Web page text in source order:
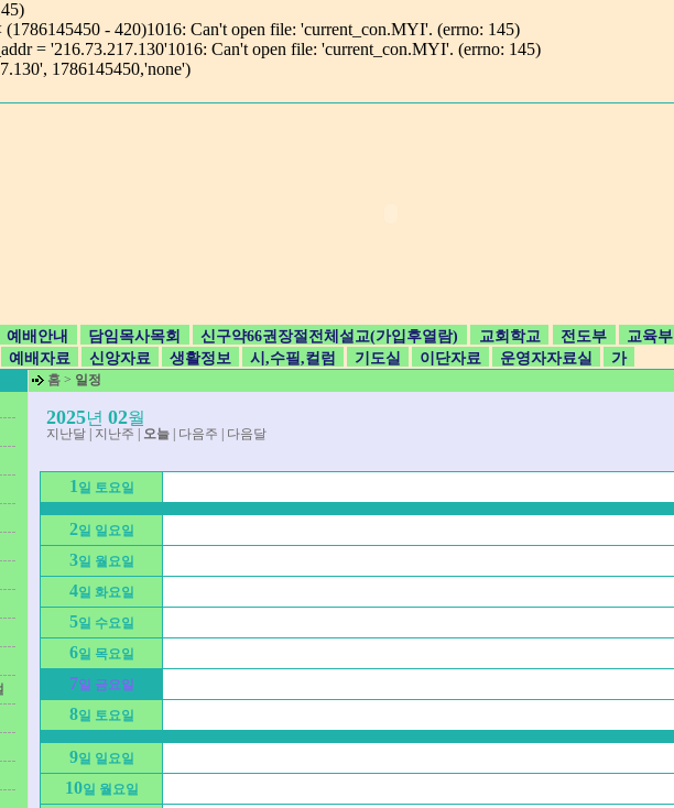
- 420)1016: Can't open file: 'current_con.MYI'. (errno: 145)
= '216.73.217.130'1016: Can't open file: 'current_con.MYI'. (errno: 145)
1786145450,'none')
예배안내 담임목사목회 신구약66권장절전체설교(가입후열람) 교회학교 전도부 교육부
예배자료 신앙자료 생활정보 시,수필,컬럼 기도실 이단자료 운영자자료실 가
홈 > 일정
2025년 02월
지난달 지난주 오늘 다음주 다음달
1 일 토요일
2일 일요일
3일 월요일
4일 화요일
5일 수요일
6일 목요일
7일 금요일
8일 토요일
9일 일요일
10일 월요일